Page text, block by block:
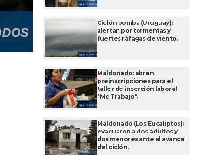
Ciclón bomba (Uruguay):
alertan por tormentas y
fuertes ráfagas de viento.
Maldonado: abren
preinscripciones para el
taller de inserción laboral
"Mc Trabajo".
Maldonado (Los Eucaliptos):
evacuaron a dos adultos y
dos menores ante el avance
del ciclón.